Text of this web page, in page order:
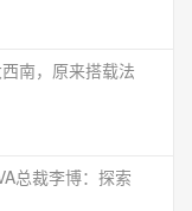
南，原来搭载法
总裁李博：探索